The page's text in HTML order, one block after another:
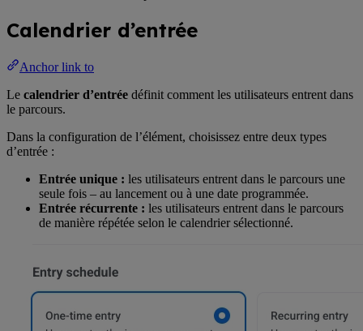
Calendrier d’entrée
Anchor link to
Le calendrier d’entrée définit comment les utilisateurs entrent dans
le parcours.
Dans la configuration de l’élément, choisissez entre deux types
d’entrée :
Entrée unique : les utilisateurs entrent dans le parcours une
seule fois – au lancement ou à une date programmée.
Entrée récurrente : les utilisateurs entrent dans le parcours
de manière répétée selon le calendrier sélectionné.